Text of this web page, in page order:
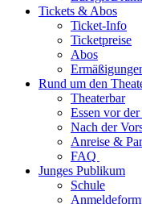
Tickets & Abos
Ticket-Info
Ticketpreise
Abos
Rund um den
Theaterbar
Essen vor
Nach der
Anreise &
FAQ
Junges Publikum
Schule